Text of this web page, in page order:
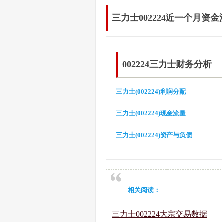
三力士002224近一个月资金
002224三力士财务分析
三力士(002224)利润分配
三力士(002224)现金流量
三力士(002224)资产与负债
相关阅读：
三力士002224大宗交易数据